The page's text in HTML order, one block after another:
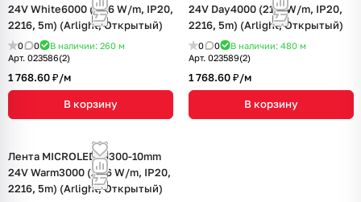
24V White6000 (21.6 W/m, IP20,
2216, 5m) (Arlight, Открытый)
0 0 В наличии: 260 м
Арт. 023586(2)
1 768.60 ₽/м
В корзину
24V Day4000 (21.6 W/m, IP20,
2216, 5m) (Arlight, Открытый)
0 0 В наличии: 480 м
Арт. 023589(2)
1 768.60 ₽/м
В корзину
Лента MICROLED-M300-10mm
24V Warm3000 (21.6 W/m, IP20,
2216, 5m) (Arlight, Открытый)